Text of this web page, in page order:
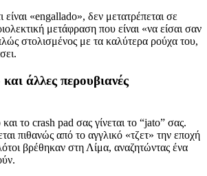
είναι «engallado», δεν μετατρέπεται σε
μετάφραση που είναι «να είσαι σαν
στολισμένος με τα καλύτερα ρούχα του,
άλλες περουβιανές
το crash pad σας γίνεται το “jato” σας.
πιθανώς από το αγγλικό «τζετ» την εποχή
βρέθηκαν στη Λίμα, αναζητώντας ένα